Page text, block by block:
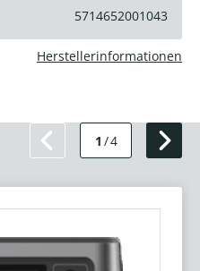
5714652001043
Herstellerinformationen
1 /4